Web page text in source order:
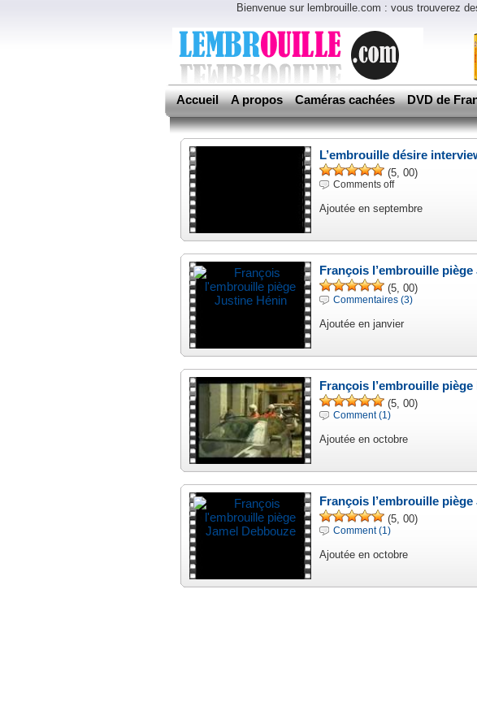
Bienvenue sur lembrouille.com : vous trouverez
Accueil A propos Caméras cachées DVD de
L’embrouille désire
(5, 00)
Comments off
Ajoutée en septembre
François l’embrouille
(5, 00)
Commentaires (3)
Ajoutée en janvier
François l’embrouille
(5, 00)
Comment (1)
Ajoutée en octobre
François l’embrouille
(5, 00)
Comment (1)
Ajoutée en octobre